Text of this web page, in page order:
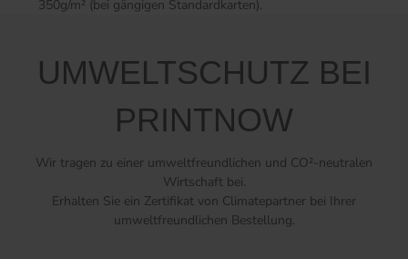
350g/m² (bei gängigen Standardkarten).
UMWELTSCHUTZ BEI
PRINTNOW
Wir tragen zu einer umweltfreundlichen und CO²-neutralen
Wirtschaft bei.
Erhalten Sie ein Zertifikat von Climatepartner bei Ihrer
umweltfreundlichen Bestellung.